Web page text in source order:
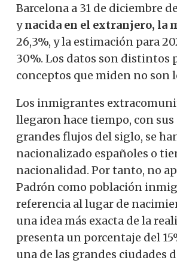
Barcelona a 31 de diciembre
ynacida en el extranjero, la
26,3%, y la estimación para
30%. Los datos son distintos
conceptos que miden no son
Los inmigrantes
llegaron hace tiempo, con
grandes flujos del siglo, se
nacionalizado españoles o
nacionalidad. Por tanto, no
Padrón como población
referencia al lugar de
una idea más exacta de la
presenta un porcentaje del
una de las grandes ciudades